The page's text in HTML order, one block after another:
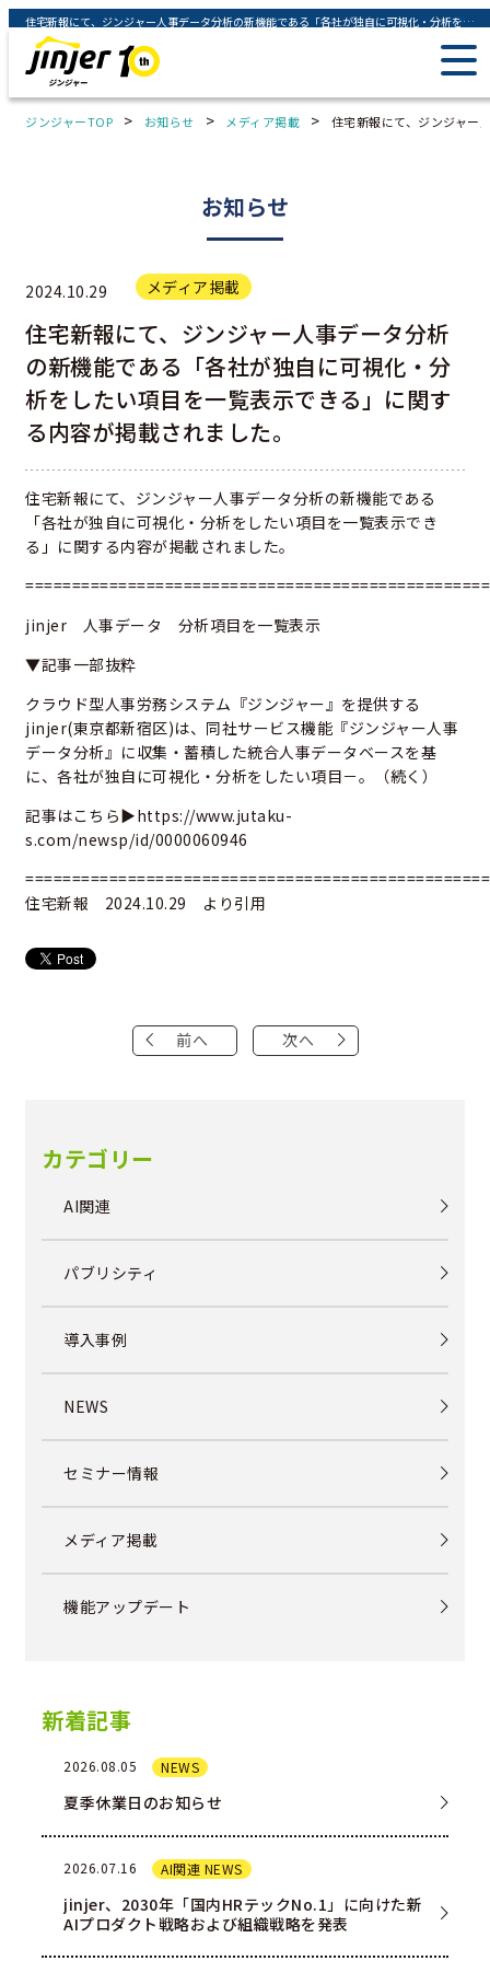
住宅新報にて、ジンジャー人事データ分析の新機能である「各社が独自に可視化・分析をしたい項目を一覧表示できる」に関する内容が掲載されました。 - ジンジャー（jinjer）｜統合型人事システム
ジンジャーTOP > お知らせ > メディア掲載 > 住宅新報にて、ジンジャー
お知らせ
2024.10.29 メディア掲載
住宅新報にて、ジンジャー人事データ分析
の新機能である「各社が独自に可視化・分
析をしたい項目を一覧表示できる」に関す
る内容が掲載されました。
住宅新報にて、ジンジャー人事データ分析の新機能である
「各社が独自に可視化・分析をしたい項目を一覧表示でき
る」に関する内容が掲載されました。
jinjer 人事データ 分析項目を一覧表示
▼記事一部抜粋
クラウド型人事労務システム『ジンジャー』を提供する
jinjer(東京都新宿区)は、同社サービス機能『ジンジャー人事
データ分析』に収集・蓄積した統合人事データベースを基
に、各社が独自に可視化・分析をしたい項目－。（続く）
記事はこちら▶https://www.jutaku-
s.com/newsp/id/0000060946
住宅新報 2024.10.29 より引用
前へ 次へ
カテゴリー
AI関連
パブリシティ
導入事例
NEWS
セミナー情報
メディア掲載
機能アップデート
新着記事
2026.08.05 NEWS
夏季休業日のお知らせ
2026.07.16 AI関連 NEWS
jinjer、2030年「国内HRテックNo.1」に向けた新
AIプロダクト戦略および組織戦略を発表